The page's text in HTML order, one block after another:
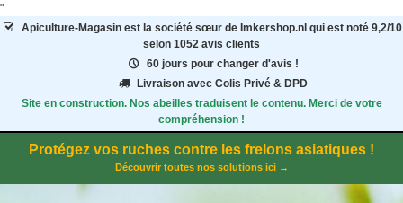
"
Apiculture-Magasinest la société sœur de Imkershop.nl qui est noté 9,2/10
selon 1052 avis clients
60 jours pour changer d'avis !
Livraison avec Colis Privé & DPD
Site en construction. Nos abeilles traduisent le contenu. Merci de votre
compréhension !
Protégez vos ruches contre les frelons asiatiques !
Découvrir toutes nos solutions ici →